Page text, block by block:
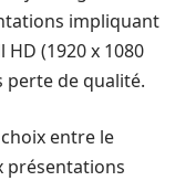
impliquant
(1920 x 1080
perte de qualité.
entre le
présentations